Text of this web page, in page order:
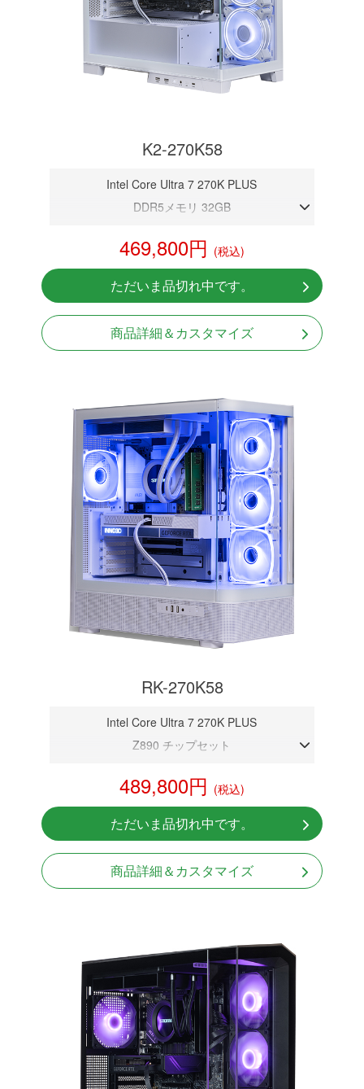
K2-270K58
Intel Core Ultra 7 270K PLUS
DDR5メモリ 32GB
NVMeSSD 1TB
無線LAN Bluetooth対応
Windows11 Home 64bit
469,800円 (税込)
ただいま品切れ中です。
商品詳細＆カスタマイズ
RK-270K58
Intel Core Ultra 7 270K PLUS
Z890 チップセット
RTX 5080 16GB
NVMeSSD 1TB
無線LAN Bluetooth対応
Windows11 Home 64bit
489,800円 (税込)
ただいま品切れ中です。
商品詳細＆カスタマイズ